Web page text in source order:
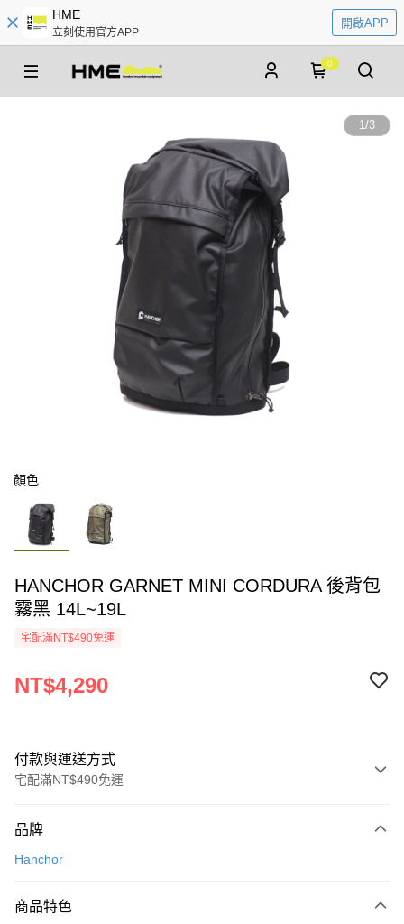
HME
立刻使用官方APP
開啟APP
0
1/3
顏色
HANCHOR GARNET MINI CORDURA 後背包
霧黑 14L~19L
宅配滿NT$490免運
NT$4,290
付款與運送方式
宅配滿NT$490免運
信用卡一次付款
3 期 0 利率 每期
品牌
Hanchor
商品特色